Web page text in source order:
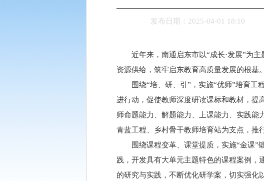
发布日期：2025-04-01 18:10
近年来，南通启东市以“成长·发展”为
资源供给，筑牢启东教育高质量发展的根基。
围绕“培、研、引”，实施“优师”培育
进行动，促使教师深度研读课标和教材，提
师命题能力、解题能力、上课能力、实践能
青蓝工程、乡村骨干教师培育站为支点，
围绕课程变革、课堂提质，实施“金课”
践，开发具有大单元主题特色的课程案例，
的研究与实践，不断优化研学案，切实强化